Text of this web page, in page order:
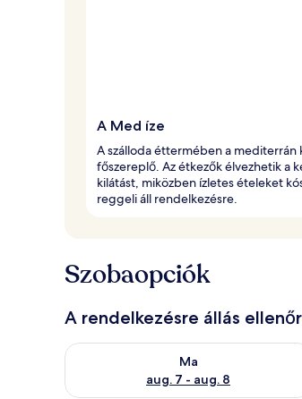
A Med íze
A szálloda éttermében a mediterrán
főszereplő. Az étkezők élvezhetik a
kilátást, miközben ízletes ételeket
reggeli áll rendelkezésre.
Szobaopciók
A rendelkezésre állás
Ma
aug. 7 - aug. 8
A ma esti rendelkezésre állás